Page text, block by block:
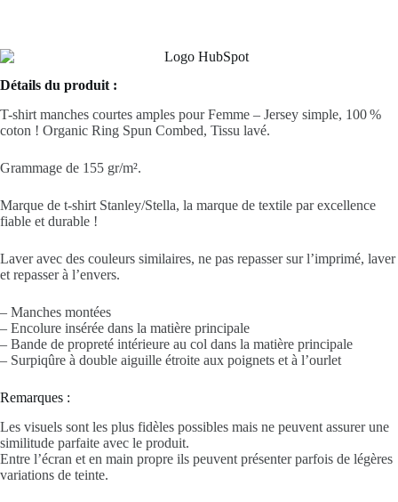
Détails du produit :
T-shirt manches courtes amples pour Femme – Jersey simple, 100 %
coton ! Organic Ring Spun Combed, Tissu lavé.
Grammage de 155 gr/m².
Marque de t-shirt Stanley/Stella, la marque de textile par excellence
fiable et durable !
Laver avec des couleurs similaires, ne pas repasser sur l’imprimé, laver
et repasser à l’envers.
– Manches montées
– Encolure insérée dans la matière principale
– Bande de propreté intérieure au col dans la matière principale
– Surpiqûre à double aiguille étroite aux poignets et à l’ourlet
Remarques :
Les visuels sont les plus fidèles possibles mais ne peuvent assurer une
similitude parfaite avec le produit.
Entre l’écran et en main propre ils peuvent présenter parfois de légères
variations de teinte.